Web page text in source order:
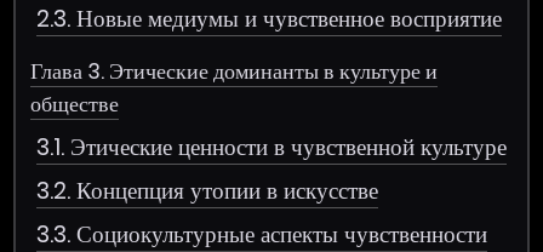
2.3. Новые медиумы и чувственное восприятие
Глава 3. Этические доминанты в культуре и
обществе
3.1. Этические ценности в чувственной культуре
3.2. Концепция утопии в искусстве
3.3. Социокультурные аспекты чувственности